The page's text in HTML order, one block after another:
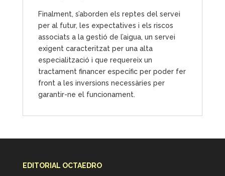
Finalment, s’aborden els reptes del servei
per al futur, les expectatives i els riscos
associats a la gestió de l’aigua, un servei
exigent caracteritzat per una alta
especialització i que requereix un
tractament financer específic per poder fer
front a les inversions necessàries per
garantir-ne el funcionament.
EDITORIAL OCTAEDRO